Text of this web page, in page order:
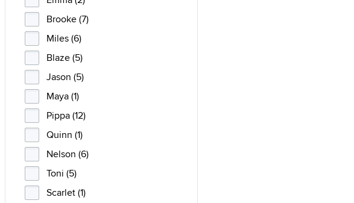
Brooke (7)
Miles (6)
Blaze (5)
Jason (5)
Maya (1)
Pippa (12)
Quinn (1)
Nelson (6)
Toni (5)
Scarlet (1)